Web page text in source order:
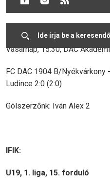
FELNŐTTEK:
Vasárnap, 15.30, DAC
FC DAC 1904 B/Nyékvárkony
Ludince 2:0 (2:0)
Gólszerzőnk: Iván Alex 2
IFIK:
U19, 1. liga, 15. forduló